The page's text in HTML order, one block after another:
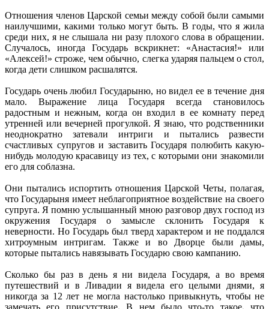
Отношения членов Царской семьи между собой были самыми
наилучшими, какими только могут быть. В годы, что я жила
среди них, я не слышала ни разу плохого слова в обращении.
Случалось, иногда Государь вскрикнет: «Анастасия!» или
«Алексей!» строже, чем обычно, слегка ударяя пальцем о стол,
когда дети слишком расшалятся.
Государь очень любил Государыню, но видел ее в течение дня
мало. Выражение лица Государя всегда становилось
радостным и нежным, когда он входил в ее комнату перед
утренней или вечерней прогулкой. Я знаю, что родственники
неоднократно затевали интриги и пытались развести
счастливых супругов и заставить Государя полюбить какую-
нибудь молодую красавицу из тех, с которыми они знакомили
его для соблазна.
Они пытались испортить отношения Царской Четы, полагая,
что Государыня имеет неблагоприятное воздействие на своего
супруга. Я помню услышанный мною разговор двух господ из
окружения Государя о замысле склонить Государя к
неверности. Но Государь был тверд характером и не поддался
хитроумным интригам. Также и во Дворце были дамы,
которые пытались навязывать Государю свою кампанию.
Сколько бы раз в день я ни видела Государя, а во время
путешествий и в Ливадии я видела его целыми днями, я
никогда за 12 лет не могла настолько привыкнуть, чтобы не